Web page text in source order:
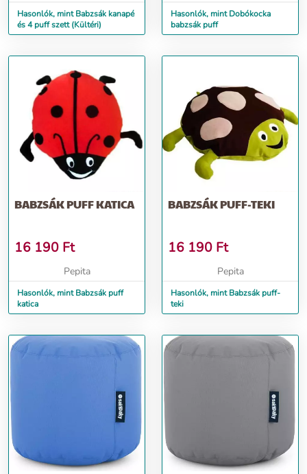
Hasonlók, mint Babzsák kanapé
és 4 puff szett (Kültéri)
Hasonlók, mint Dobókocka
babzsák puff
BABZSÁK PUFF KATICA
16 190 Ft
Pepita
Hasonlók, mint Babzsák puff
katica
BABZSÁK PUFF-TEKI
16 190 Ft
Pepita
Hasonlók, mint Babzsák puff-
teki